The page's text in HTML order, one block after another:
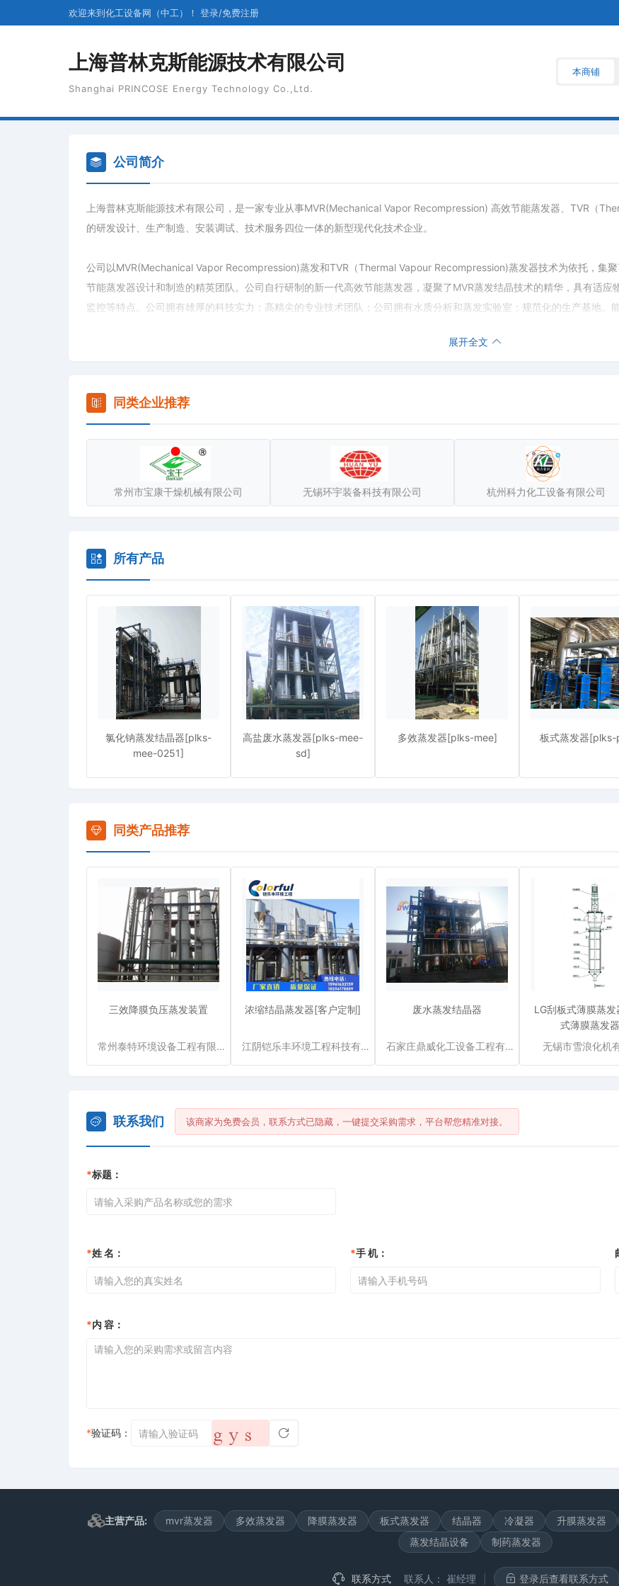
欢迎来到化工设备网（中工）！ 登录/免费注册
上海普林克斯能源技术有限公司
Shanghai PRINCOSE Energy Technology Co.,Ltd.
本商铺
公司简介
上海普林克斯能源技术有限公司，是一家专业从事MVR(Mechanical Vapor Recompression) 高效节能蒸发器、TVR（
的研发设计、生产制造、安装调试、技术服务四位一体的新型现代化技术企业。
公司以MVR(Mechanical Vapor Recompression)蒸发和TVR（Thermal Vapour Recompression)蒸发器技术为依托，集
节能蒸发器设计和制造的精英团队。公司自行研制的新一代高效节能蒸发器，凝聚了MVR蒸发结晶技术的精华，具有适
监控等特点。公司拥有雄厚的科技实力；高精尖的专业技术团队；公司拥有水质分析和蒸发实验室；规范化的生产基地
展开全文
同类企业推荐
常州市宝康干燥机械有限公司 无锡环宇装备科技有限公司 杭州科力化工设备有限公司
所有产品
氯化钠蒸发结晶器[plks-
mee-0251]
高盐废水蒸发器[plks-mee-
sd]
多效蒸发器[plks-mee] 板式蒸发器
同类产品推荐
三效降膜负压蒸发装置
常州泰特环境设备工程有限公司
浓缩结晶蒸发器[客户定制]
江阴铠乐丰环境工程科技有限公司
废水蒸发结晶器
石家庄鼎威化工设备工程有限公司
LG刮板式薄膜蒸发
式薄膜蒸发
无锡市雪浪化机
联系我们 该商家为免费会员，联系方式已隐藏，一键提交采购需求，平台帮您精准对接。
*标题：
*姓 名： *手 机：
*内 容：
*验证码：
主营产品: mvr蒸发器 多效蒸发器 降膜蒸发器 板式蒸发器 结晶器 冷凝器 升膜蒸发器
蒸发结晶设备
制药蒸发器
联系方式 联系人： 崔经理 登录后查看联系方式